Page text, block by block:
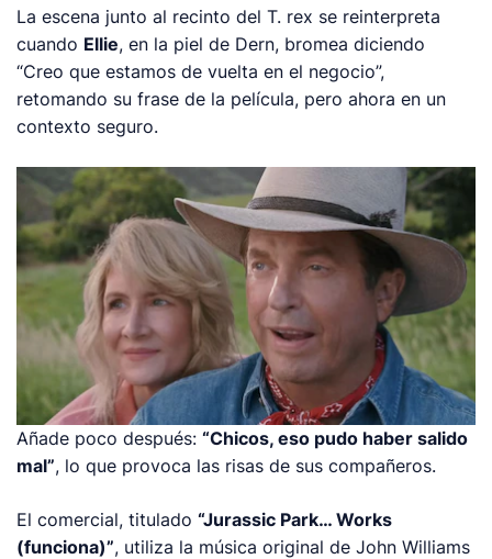
La escena junto al recinto del T. rex se reinterpreta
cuando Ellie, en la piel de Dern, bromea diciendo
“Creo que estamos de vuelta en el negocio”,
retomando su frase de la película, pero ahora en un
contexto seguro.
Añade poco después:“Chicos, eso pudo haber salido
mal”, lo que provoca las risas de sus compañeros.
El comercial, titulado“Jurassic Park… Works
(funciona)”, utiliza la música original de John Williams